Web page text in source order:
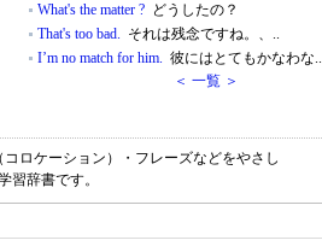
What's the matter ? どうしたの？
That's too bad. それは残念ですね。、..
I’m no match for him. 彼にはとてもかなわな..
＜ 一覧 ＞
ロケーション）・フレーズなどをやさし
習辞書です。